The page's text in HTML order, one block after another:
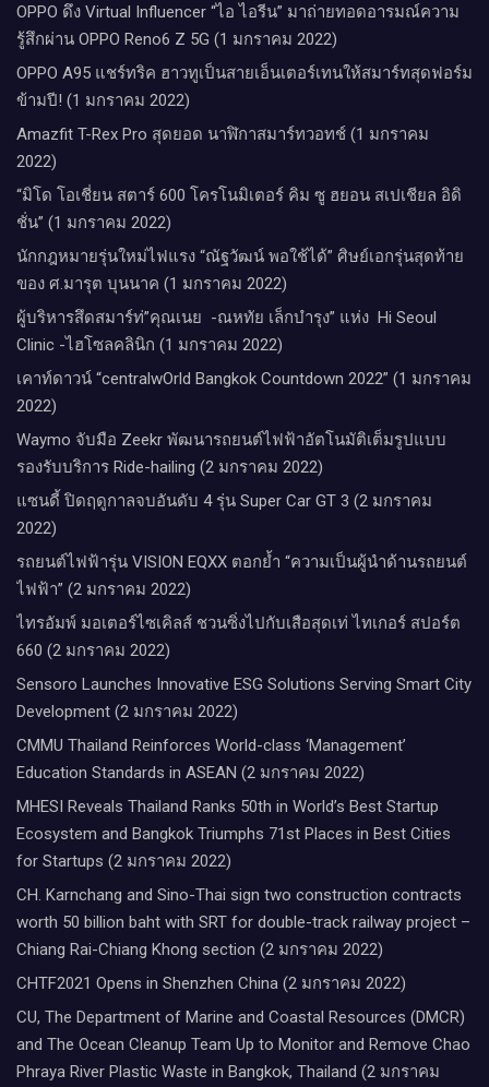
OPPO ดึง Virtual Influencer “ไอ ไอรีน” มาถ่ายทอดอารมณ์ความ
รู้สึกผ่าน OPPO Reno6 Z 5G (1 มกราคม 2022)
OPPO A95 แชร์ทริค ฮาวทูเป็นสายเอ็นเตอร์เทนให้สมาร์ทสุดฟอร์ม
ข้ามปี! (1 มกราคม 2022)
Amazfit T-Rex Pro สุดยอด นาฬิกาสมาร์ทวอทช์ (1 มกราคม
2022)
“มิโด โอเชี่ยน สตาร์ 600 โครโนมิเตอร์ คิม ซู ฮยอน สเปเชียล อิดิ
ชั่น” (1 มกราคม 2022)
นักกฎหมายรุ่นใหม่ไฟแรง “ณัฐวัฒน์ พอใช้ได้” ศิษย์เอกรุ่นสุดท้าย
ของ ศ.มารุต บุนนาค (1 มกราคม 2022)
ผู้บริหารสึดสมาร์ท่”คุณเนย -ณหทัย เล็กบำรุง” แห่ง Hi Seoul
Clinic -ไฮโซลคลินิก (1 มกราคม 2022)
เคาท์ดาวน์​ “centralwOrld Bangkok Countdown 2022” (1 มกราคม
2022)
Waymo จับมือ Zeekr พัฒนารถยนต์ไฟฟ้าอัตโนมัติเต็มรูปแบบ
รองรับบริการ Ride-hailing (2 มกราคม 2022)
แซนดี้ ปิดฤดูกาลจบอันดับ 4 รุ่น Super Car GT 3 (2 มกราคม
2022)
รถยนต์ไฟฟ้ารุ่น VISION EQXX ตอกย้ำ “ความเป็นผู้นำด้านรถยนต์
ไฟฟ้า” (2 มกราคม 2022)
ไทรอัมพ์ มอเตอร์ไซเคิลส์ ชวนซิ่งไปกับเสือสุดเท่ ไทเกอร์ สปอร์ต
660 (2 มกราคม 2022)
Sensoro Launches Innovative ESG Solutions Serving Smart City
Development (2 มกราคม 2022)
CMMU Thailand Reinforces World-class ‘Management’
Education Standards in ASEAN (2 มกราคม 2022)
MHESI Reveals Thailand Ranks 50th in World’s Best Startup
Ecosystem and Bangkok Triumphs 71st Places in Best Cities
for Startups (2 มกราคม 2022)
CH. Karnchang and Sino-Thai sign two construction contracts
worth 50 billion baht with SRT for double-track railway project –
Chiang Rai-Chiang Khong section (2 มกราคม 2022)
CHTF2021 Opens in Shenzhen China (2 มกราคม 2022)
CU, The Department of Marine and Coastal Resources (DMCR)
and The Ocean Cleanup Team Up to Monitor and Remove Chao
Phraya River Plastic Waste in Bangkok, Thailand (2 มกราคม